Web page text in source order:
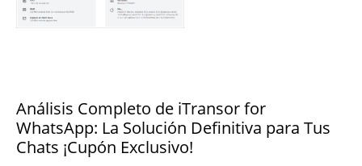
Análisis Completo de iTransor for
WhatsApp: La Solución Definitiva para Tus
Chats ¡Cupón Exclusivo!